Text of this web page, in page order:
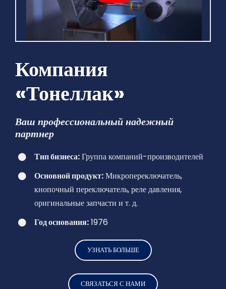
Компания
«Тонеллак»
Ваш профессиональный надежный
партнер
Тип бизнеса:Группа компаний-производителей
Основной продукт:Микропереключатель,
кнопочный переключатель, реле давления,
оригинальные запчасти и т. д.
Год основания:1976
УЗНАТЬ БОЛЬШЕ
СВЯЗАТЬСЯ С НАМИ